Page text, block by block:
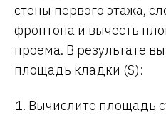
стены первого этажа,
фронтона и вычесть
проема. В результате
площадь кладки (S):
Вычислите площадь